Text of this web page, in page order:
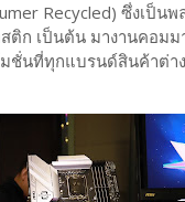
Recycled) ซึ่งเป็น
ก เป็นต้น มางานคอมม
ชั่นที่ทุกแบรนด์สินค้าต่า